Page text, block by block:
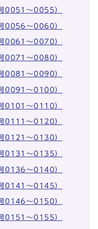
0051～0055）
0056～0060）
0061～0070）
0071～0080）
0081～0090）
0091～0100）
0101～0110）
0111～0120）
0121～0130）
0131～0135）
0136～0140）
0141～0145）
0146～0150）
0151～0155）